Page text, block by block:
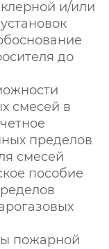
и/или
до
смесей в
пределов
смесей
пособие
пожарной